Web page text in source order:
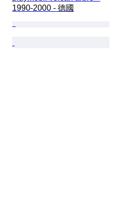
1990-2000 - 德國